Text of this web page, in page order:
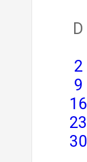
D
2
9
16
23
30